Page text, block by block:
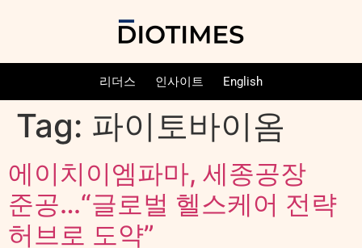
리더스 인사이트 English
Tag: 파이토바이옴
에이치이엠파마, 세종공장
준공…“글로벌 헬스케어 전략
허브로 도약”